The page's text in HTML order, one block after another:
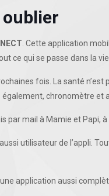
oublier
. Cette application
ce qui se passe dans la
fois. La santé
également, chronomètre et
par mail à Mamie et Papi,
utilisateur de l’appli.
application aussi